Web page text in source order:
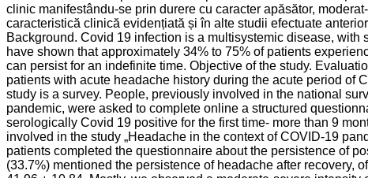
clinic manifestându-se prin durere cu caracter apăsător,
caracteristică clinică evidențiată și în alte studii efectuate
Background. Covid 19 infection is a multisystemic disease,
have shown that approximately 34% to 75% of patients
can persist for an indefinite time. Objective of the study.
patients with acute headache history during the acute period of
study is a survey. People, previously involved in the national
pandemic, were asked to complete online a structured
serologically Covid 19 positive for the first time- more than 9
involved in the study „Headache in the context of COVID-19
patients completed the questionnaire about the persistence of
(33.7%) mentioned the persistence of headache after recovery,